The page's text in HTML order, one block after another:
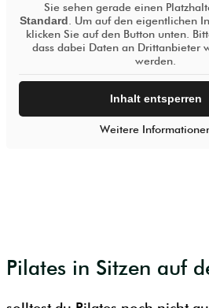
Sie sehen gerade einen
Standard . Um auf den eigentlichen
klicken Sie auf den Button unten.
dass dabei Daten an Drittanbieter
werden.
Inhalt entsperren
Weitere
Pilates in Sitzen auf